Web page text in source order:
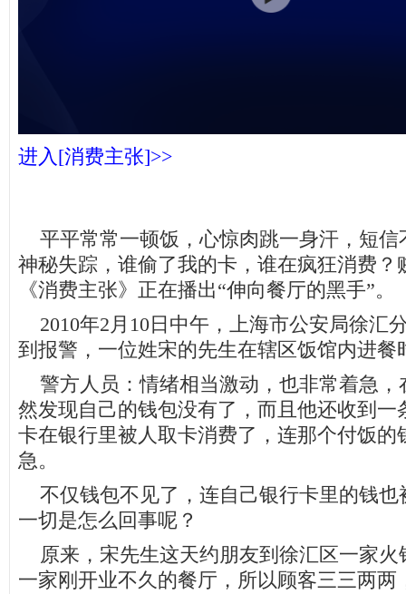
进入[消费主张]>>
平平常常一顿饭，心惊肉跳一身汗，短信
神秘失踪，谁偷了我的卡，谁在疯狂消费？
《消费主张》正在播出“伸向餐厅的黑手”。
2010年2月10日中午，上海市公安局徐汇
到报警，一位姓宋的先生在辖区饭馆内进餐
警方人员：情绪相当激动，也非常着急，
然发现自己的钱包没有了，而且他还收到一
卡在银行里被人取卡消费了，连那个付饭的
急。
不仅钱包不见了，连自己银行卡里的钱
一切是怎么回事呢？
原来，宋先生这天约朋友到徐汇区一家火
一家刚开业不久的餐厅，所以顾客三三两两